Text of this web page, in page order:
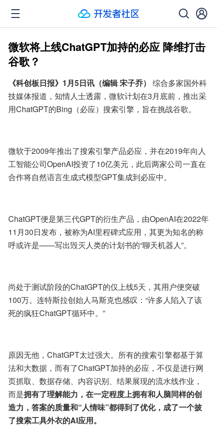
微软将上线ChatGPT加持的必应 降维打击
谷歌？
《科创板日报》1月5日讯（编辑 宋子乔） 综合多家国外科
技媒体报道，知情人士透露，微软计划在3月底前，推出采
用ChatGPT的Bing（必应）搜索引擎，旨在挑战谷歌。
微软于2009年推出了搜索引擎产品必应，并在2019年向人
工智能公司OpenAI投资了10亿美元，此后两家公司一直在
合作将自然语言生成式模型GPT集成到必应中。
ChatGPT便是第三代GPT的衍生产品，由OpenAI在2022年
11月30日发布，被称为AI里程碑式应用，其更为知名的称
呼或许是——写出毁灭人类的计划书的“聊天机器人”。
尚处于测试阶段的ChatGPT的仅上线5天，其用户便突破
100万。连特斯拉创始人马斯克也感叹：“许多人陷入了该
死的疯狂ChatGPT循环中。”
原因无他，ChatGPT太过强大。所有的搜索引擎都基于算
法和大数据，而有了ChatGPT加持的必应，不仅是进行网
页抓取、数据存储、内容识别、结果展现的流水线作业，
而是拥有了理解能力，在一定程度上拥有和人脑同样的创
造力，答案的质量和“人情味”都得到了优化，成了一个披
了搜索工具外衣的AI应用。